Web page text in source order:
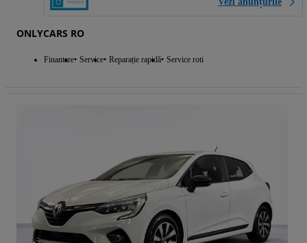
ONLYCARS RO
Finantare Service Reparație rapidă Service roti